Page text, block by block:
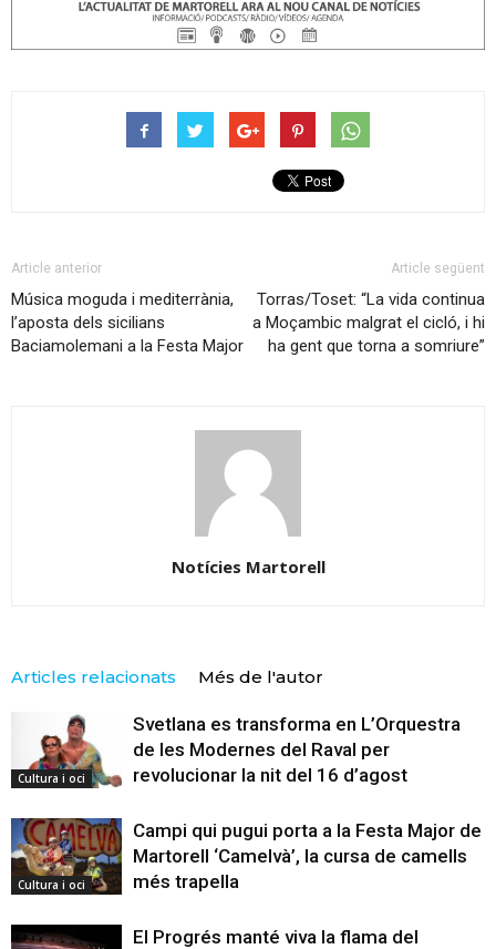
Article anterior
Música moguda i mediterrània,
l’aposta dels sicilians
Baciamolemani a la Festa Major
Article següent
Torras/Toset: “La vida continua
a Moçambic malgrat el cicló, i hi
ha gent que torna a somriure”
Notícies Martorell
Articles relacionats Més de l'autor
Cultura i oci
Svetlana es transforma en L’Orquestra
de les Modernes del Raval per
revolucionar la nit del 16 d’agost
Cultura i oci
Campi qui pugui porta a la Festa Major de
Martorell ‘Camelvà’, la cursa de camells
més trapella
El Progrés manté viva la flama del